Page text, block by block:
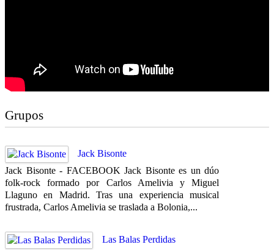
Grupos
Jack Bisonte
Jack Bisonte - FACEBOOK Jack Bisonte es un dúo
folk-rock formado por Carlos Amelivia y Miguel
Llaguno en Madrid. Tras una experiencia musical
frustrada, Carlos Amelivia se traslada a Bolonia,...
Las Balas Perdidas